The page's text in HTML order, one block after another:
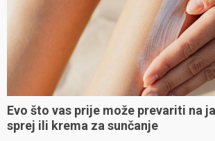
Evo što vas prije može prevariti na
sprej ili krema za sunčanje